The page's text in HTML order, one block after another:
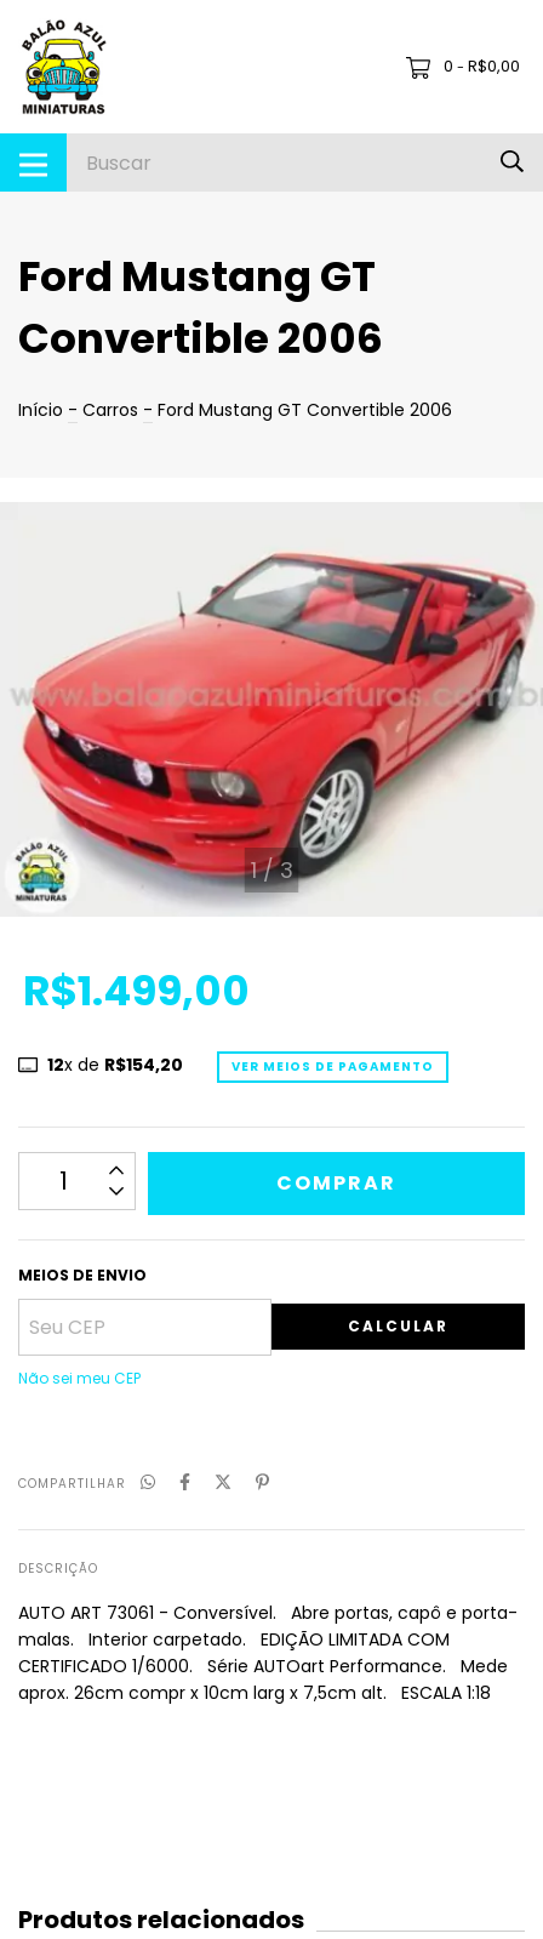
0 - R$0,00
Ford Mustang GT
Convertible 2006
Início - Carros - Ford Mustang GT Convertible 2006
1/3
R$1.499,00
12x de R$154,20 VER MEIOS DE PAGAMENTO
MEIOS DE ENVIO
CALCULAR
Não sei meu CEP
COMPARTILHAR
DESCRIÇÃO
AUTO ART 73061 - Conversível. Abre portas, capô e porta-
malas. Interior carpetado. EDIÇÃO LIMITADA COM
CERTIFICADO 1/6000. Série AUTOart Performance. Mede
aprox. 26cm compr x 10cm larg x 7,5cm alt. ESCALA 1:18
Produtos relacionados